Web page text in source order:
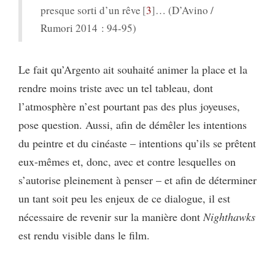
presque sorti d’un rêve 3 … (D’Avino /
Rumori 2014 : 94-95)
Le fait qu’Argento ait souhaité animer la place et la
rendre moins triste avec un tel tableau, dont
l’atmosphère n’est pourtant pas des plus joyeuses,
pose question. Aussi, afin de démêler les intentions
du peintre et du cinéaste – intentions qu’ils se prêtent
eux-mêmes et, donc, avec et contre lesquelles on
s’autorise pleinement à penser – et afin de déterminer
un tant soit peu les enjeux de ce dialogue, il est
nécessaire de revenir sur la manière dont Nighthawks
est rendu visible dans le film.